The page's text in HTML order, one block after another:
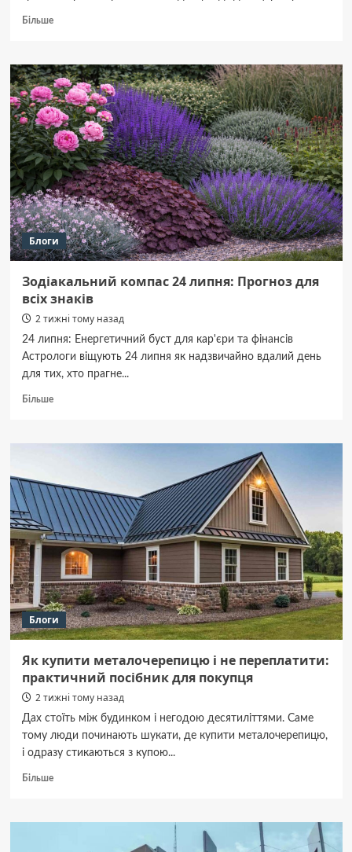
БільшеДокладніше
про
медіа:
гнівна
критика
на
тлі
трагедії
Блоги
Зодіакальний компас 24 липня: Прогноз для
всіх знаків
2 тижні тому назад
24 липня: Енергетичний буст для кар'єри та фінансів
Астрологи віщують 24 липня як надзвичайно вдалий день
для тих, хто прагне...
БільшеДокладніше
компас
Прогноз
для
всіх
знаків
Блоги
Як купити металочерепицю і не переплатити:
практичний посібник для покупця
2 тижні тому назад
Дах стоїть між будинком і негодою десятиліттями. Саме
тому люди починають шукати, де купити металочерепицю,
і одразу стикаються з купою...
БільшеДокладніше
купити